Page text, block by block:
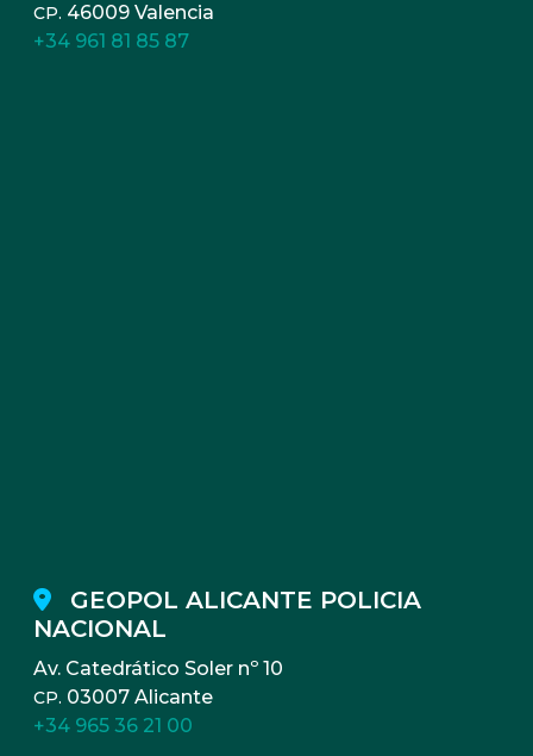
CP. 46009 Valencia
+34 961 81 85 87
GEOPOL ALICANTE POLICIA
NACIONAL
Av. Catedrático Soler nº 10
CP. 03007 Alicante
+34 965 36 21 00